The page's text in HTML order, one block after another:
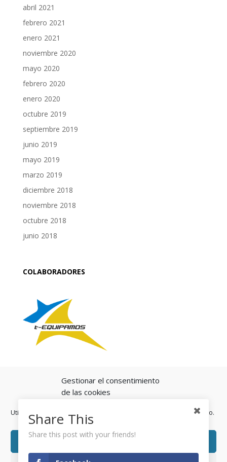
Gestionar el consentimiento
de las cookies
Utilizamos cookies para optimizar nuestro sitio web y nuestro servicio.
Aceptar cookies
abril 2021
febrero 2021
enero 2021
noviembre 2020
mayo 2020
febrero 2020
enero 2020
octubre 2019
septiembre 2019
junio 2019
mayo 2019
marzo 2019
diciembre 2018
noviembre 2018
octubre 2018
junio 2018
COLABORADORES
Share This
Share this post with your friends!